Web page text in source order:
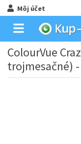
Môj účet
ColourVue
trojmesačné)